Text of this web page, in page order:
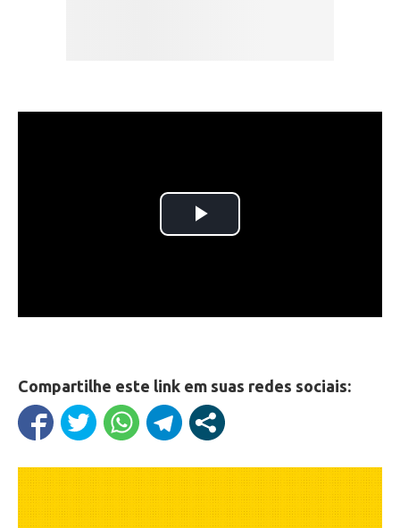
Compartilhe este link em suas redes sociais: